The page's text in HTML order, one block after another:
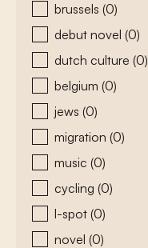
brussels (0)
debut novel (0)
dutch culture (0)
belgium (0)
jews (0)
migration (0)
music (0)
cycling (0)
l-spot (0)
novel (0)